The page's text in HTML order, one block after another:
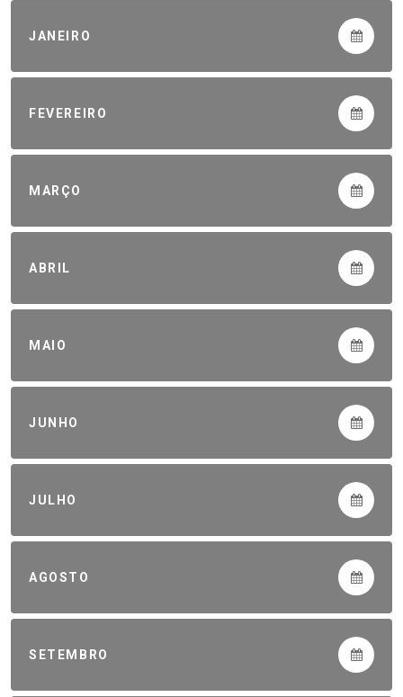
JANEIRO
FEVEREIRO
MARÇO
ABRIL
MAIO
JUNHO
JULHO
AGOSTO
SETEMBRO